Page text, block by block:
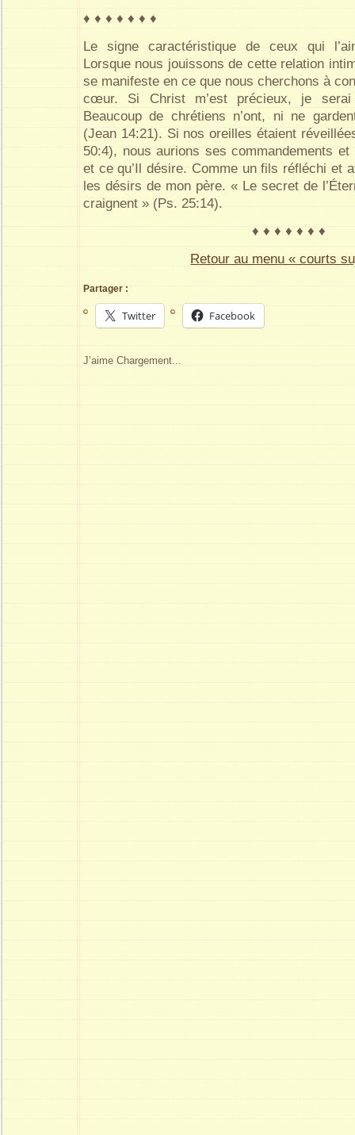
♦ ♦ ♦ ♦ ♦ ♦ ♦
Le signe caractéristique de ceux qui
Lorsque nous jouissons de cette relation
se manifeste en ce que nous cherchons à
cœur. Si Christ m’est précieux, je
Beaucoup de chrétiens n’ont, ni ne
(Jean 14:21). Si nos oreilles étaient
50:4), nous aurions ses commandements
et ce qu’Il désire. Comme un fils réfléchi et
les désirs de mon père. « Le secret de
craignent » (Ps. 25:14).
♦ ♦ ♦ ♦ ♦ ♦ ♦
Retour au menu « courts
Partager :
Twitter Facebook
J’aime Chargement...